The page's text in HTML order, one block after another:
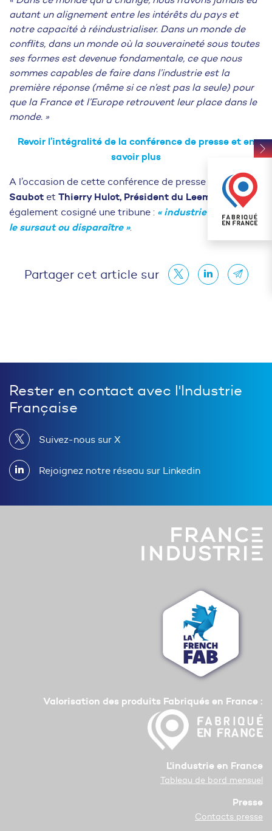
autant un alignement entre les intérêts du pays et
notre capacité à réindustrialiser. Dans un monde de
conflits, dans un monde où la souveraineté sous toutes
ses formes est devenue fondamentale, ce que nous
sommes capables de faire dans l’industrie est la
première réponse (même si ce n’est pas la seule) pour
que la France et l’Europe retrouvent leur place dans le
monde. »
Revoir l’intégralité de la conférence de presse et en
savoir plus
A l’occasion de cette conférence de presse
Alexandre
Saubot et Thierry Hulot, Président du Leem
, ont
également cosigné une tribune : « industrie en France :
le sursaut ou disparaître ».
Partager cet article sur
Rester en contact avec l'Industrie
Française
Suivez-nous sur X
Rejoignez notre réseau sur Linkedin
Valorisation des produits Fabriqués en France :
L'industrie en France
Tableau de bord mensuel
Presse
Contacts presse